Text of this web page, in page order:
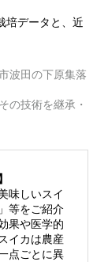
培データと、近
波田の下原集落
の技術を継承・
味しいスイ
等をご紹介
果や医学的
イカは農産
点ごとに異